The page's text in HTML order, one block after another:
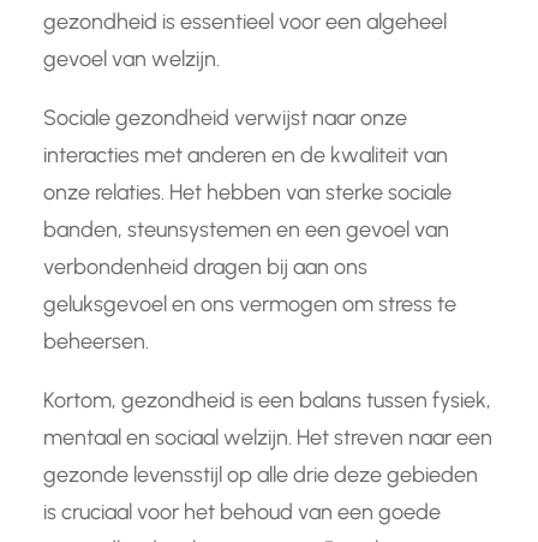
gezondheid is essentieel voor een algeheel
gevoel van welzijn.
Sociale gezondheid verwijst naar onze
interacties met anderen en de kwaliteit van
onze relaties. Het hebben van sterke sociale
banden, steunsystemen en een gevoel van
verbondenheid dragen bij aan ons
geluksgevoel en ons vermogen om stress te
beheersen.
Kortom, gezondheid is een balans tussen fysiek,
mentaal en sociaal welzijn. Het streven naar een
gezonde levensstijl op alle drie deze gebieden
is cruciaal voor het behoud van een goede